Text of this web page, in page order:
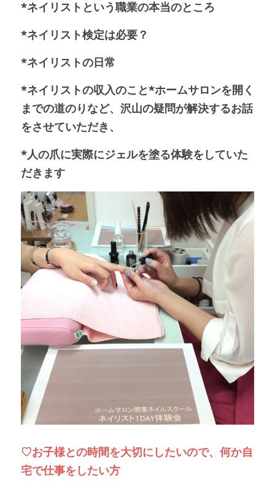
*ネイリストという職業の本当のところ
*ネイリスト検定は必要？
*ネイリストの日常
*ネイリストの収入のこと*ホームサロンを開く
までの道のりなど、沢山の疑問が解決するお話
をさせていただき、
*人の爪に実際にジェルを塗る体験をしていた
だきます
♡お子様との時間を大切にしたいので、何か自
宅で仕事をしたい方